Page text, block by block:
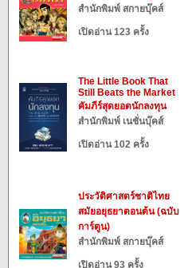
สำนักพิมพ์ สกายบุ๊คส์
เปิดอ่าน 123 ครั้ง
The Little Book That
Still Beats the Market
คัมภีร์สุดยอดนักลงทุน
สำนักพิมพ์ เนชั่นบุ๊คส์
เปิดอ่าน 102 ครั้ง
ประวัติศาสตร์ชาติไทย
สมัยอยุธยาตอนต้น (ฉบับ
การ์ตูน)
สำนักพิมพ์ สกายบุ๊คส์
เปิดอ่าน 93 ครั้ง